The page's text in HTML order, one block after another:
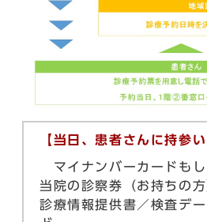
【当日、患者さんに持参
マイナンバーカードもし
当院の診察券（お持ちの
診療情報提供書／検査デ